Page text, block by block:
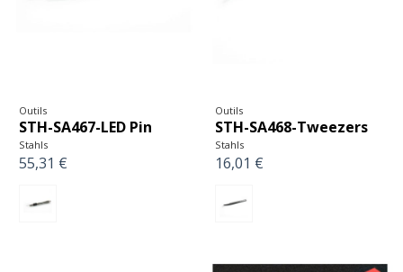
Outils
STH-SA467-LED Pin
Stahls
55,31 €
Outils
STH-SA468-Tweezers
Stahls
16,01 €